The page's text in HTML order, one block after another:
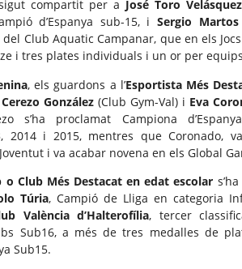
compartit per a José Toro Velásquez
d’Espanya sub-15, i Sergio
Club Aquatic Campanar, que en els
i tres plates individuals i un or per
, els guardons a l’Esportista Més
González (Club Gym-Val) i Eva
s’ha proclamat Campiona
2014 i 2015, mentres que Coronado,
i va acabar novena en els Global
o Club Més Destacat en edat escolar
Túria, Campió de Lliga en categoria
València d’Halterofília, tercer
Sub16, a més de tres medalles de
Sub15.